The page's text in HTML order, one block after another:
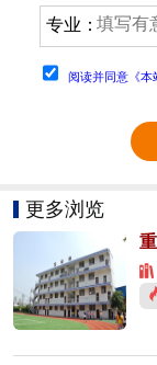
专业：
阅读并同意《本
更多浏览